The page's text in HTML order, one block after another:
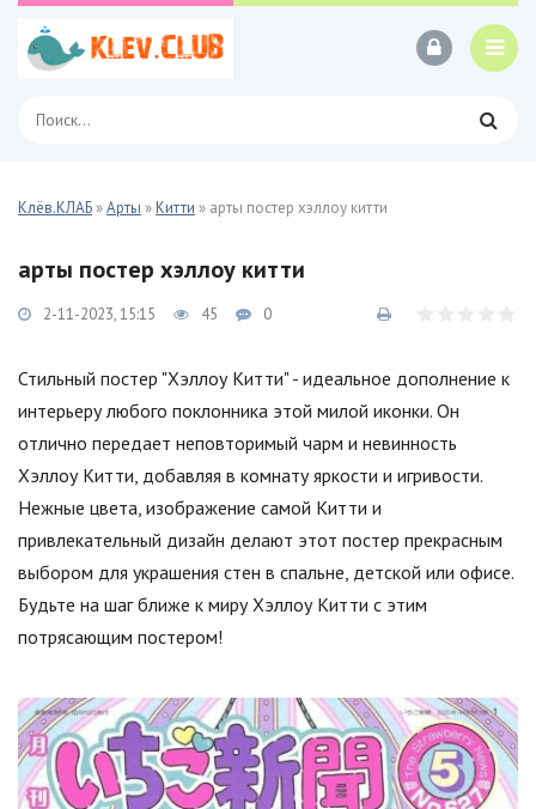
Клёв.КЛАБ »Арты »Китти » арты постер хэллоу китти
арты постер хэллоу китти
2-11-2023, 15:15 45 0
Стильный постер "Хэллоу Китти" - идеальное дополнение к
интерьеру любого поклонника этой милой иконки. Он
отлично передает неповторимый чарм и невинность
Хэллоу Китти, добавляя в комнату яркости и игривости.
Нежные цвета, изображение самой Китти и
привлекательный дизайн делают этот постер прекрасным
выбором для украшения стен в спальне, детской или офисе.
Будьте на шаг ближе к миру Хэллоу Китти с этим
потрясающим постером!